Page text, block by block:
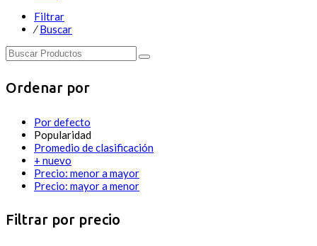
Filtrar
⁄ Buscar
Ordenar por
Por defecto
Popularidad
Promedio de clasificación
+ nuevo
Precio: menor a mayor
Precio: mayor a menor
Filtrar por precio